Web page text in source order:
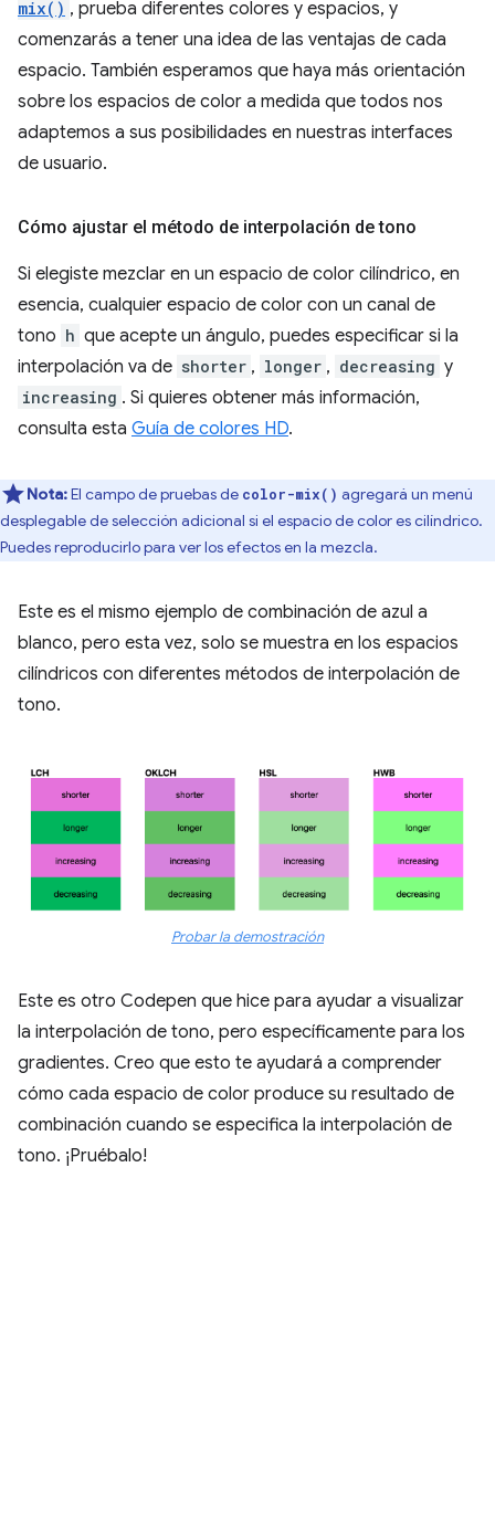
mix() , prueba diferentes colores y espacios, y
comenzarás a tener una idea de las ventajas de cada
espacio. También esperamos que haya más orientación
sobre los espacios de color a medida que todos nos
adaptemos a sus posibilidades en nuestras interfaces
de usuario.
Cómo ajustar el método de interpolación de tono
Si elegiste mezclar en un espacio de color cilíndrico, en
esencia, cualquier espacio de color con un canal de
tono h que acepte un ángulo, puedes especificar si la
interpolación va de shorter , longer , decreasing y
increasing . Si quieres obtener más información,
consulta esta Guía de colores HD.
Nota:El campo de pruebas de color-mix() agregará un menú
desplegable de selección adicional si el espacio de color es cilíndrico.
Puedes reproducirlo para ver los efectos en la mezcla.
Este es el mismo ejemplo de combinación de azul a
blanco, pero esta vez, solo se muestra en los espacios
cilíndricos con diferentes métodos de interpolación de
tono.
Probar la demostración
Este es otro Codepen que hice para ayudar a visualizar
la interpolación de tono, pero específicamente para los
gradientes. Creo que esto te ayudará a comprender
cómo cada espacio de color produce su resultado de
combinación cuando se especifica la interpolación de
tono. ¡Pruébalo!